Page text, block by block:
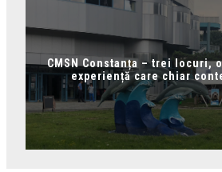
CMSN Constanța – trei locuri,
experiență care chiar